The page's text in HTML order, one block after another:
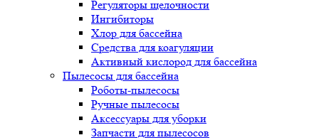
Регуляторы щелочности
Ингибиторы
Хлор для бассейна
Средства для коагуляции
Активный кислород для бассейна
Пылесосы для бассейна
Роботы-пылесосы
Ручные пылесосы
Аксессуары для уборки
Запчасти для пылесосов